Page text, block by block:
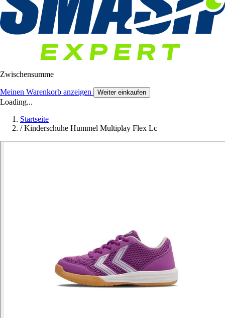
Zwischensumme
Meinen Warenkorb anzeigen Weiter einkaufen
Loading...
Startseite
/ Kinderschuhe Hummel Multiplay Flex Lc